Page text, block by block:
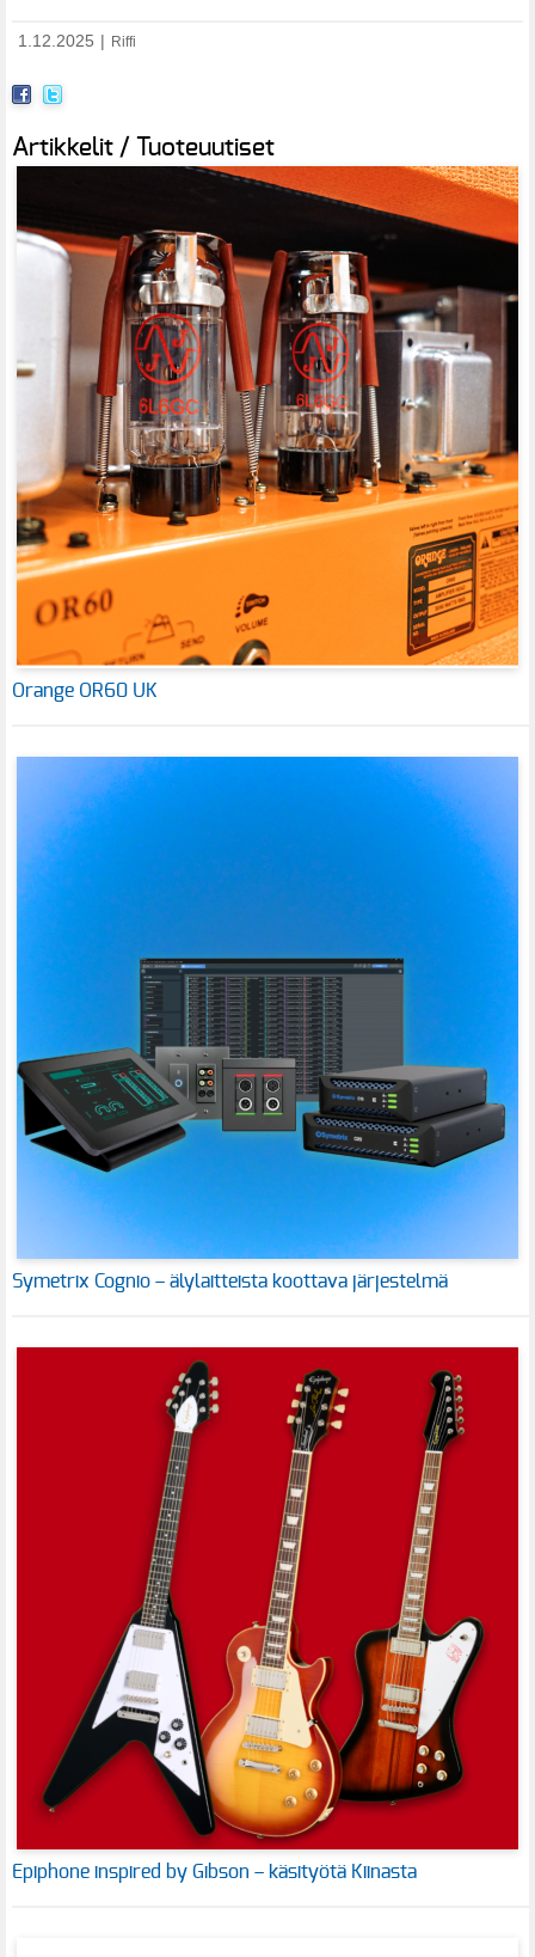
1.12.2025 Riffi
Artikkelit / Tuoteuutiset
Orange OR60 UK
Symetrix Cognio – älylaitteista koottava järjestelmä
Epiphone inspired by Gibson – käsityötä Kiinasta